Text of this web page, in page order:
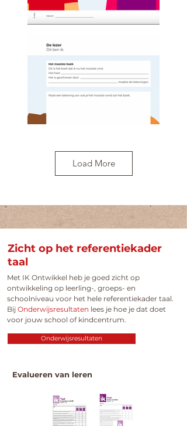
Load More
Zicht op het referentiekader
taal
Met IK Ontwikkel heb je goed zicht op
ontwikkeling op leerling-, groeps- en
schoolniveau voor het hele referentiekader taal.
Bij Onderwijsresultaten lees je hoe je dat doet
voor jouw school of kindcentrum.
Onderwijsresultaten
Evalueren van leren